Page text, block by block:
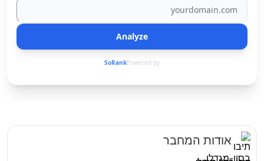
Analyze
Powered by
SoRank
אודות המחבר